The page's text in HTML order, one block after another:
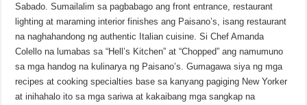
Sabado. Sumailalim sa pagbabago ang front entrance, restaurant
lighting at maraming interior finishes ang Paisano’s, isang restaurant
na naghahandong ng authentic Italian cuisine. Si Chef Amanda
Colello na lumabas sa “Hell’s Kitchen” at “Chopped” ang namumuno
sa mga handog na kulinarya ng Paisano’s. Gumagawa siya ng mga
recipes at cooking specialties base sa kanyang pagiging New Yorker
at inihahalo ito sa mga sariwa at kakaibang mga sangkap na